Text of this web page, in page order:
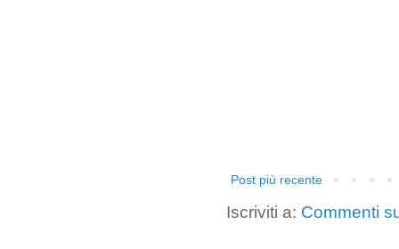
Post più recente
Iscriviti a: Commenti